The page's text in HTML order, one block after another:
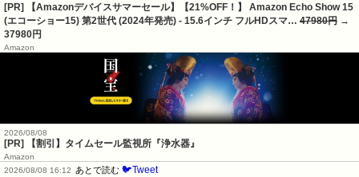
[PR] 【Amazonデバイスサマーセール】【21%OFF！】 Amazon Echo Show 15
(エコーショー15) 第2世代 (2024年発売) - 15.6インチ フルHDスマ… 47980円 →
37980円
Amazon
2026/08/08
[PR] 【割引】タイムセール監視所『浄水器』
Amazon
2026/08/08 16:12 あとで読む 🐦Tweet